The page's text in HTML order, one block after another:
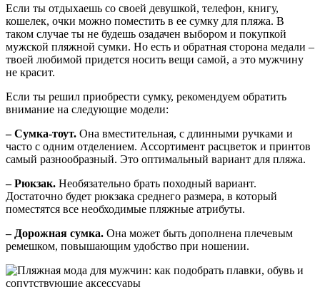
Если ты отдыхаешь со своей девушкой, телефон, книгу,
кошелек, очки можно поместить в ее сумку для пляжа. В
таком случае ты не будешь озадачен выбором и покупкой
мужской пляжной сумки. Но есть и обратная сторона медали –
твоей любимой придется носить вещи самой, а это мужчину
не красит.
Если ты решил приобрести сумку, рекомендуем обратить
внимание на следующие модели:
– Сумка-тоут. Она вместительная, с длинными ручками и
часто с одним отделением. Ассортимент расцветок и принтов
самый разнообразный. Это оптимальный вариант для пляжа.
– Рюкзак. Необязательно брать походный вариант.
Достаточно будет рюкзака среднего размера, в который
поместятся все необходимые пляжные атрибуты.
– Дорожная сумка. Она может быть дополнена плечевым
ремешком, повышающим удобство при ношении.